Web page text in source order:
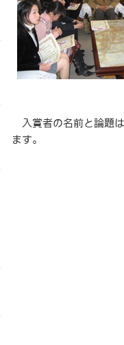
入賞者の名前と論題は
ます。